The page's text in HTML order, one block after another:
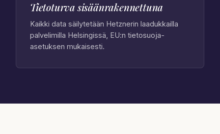
Tietoturva sisäänrakennettuna
Kaikki data säilytetään Hetznerin laadukkailla
palvelimilla Helsingissä, EU:n tietosuoja-
asetuksen mukaisesti.